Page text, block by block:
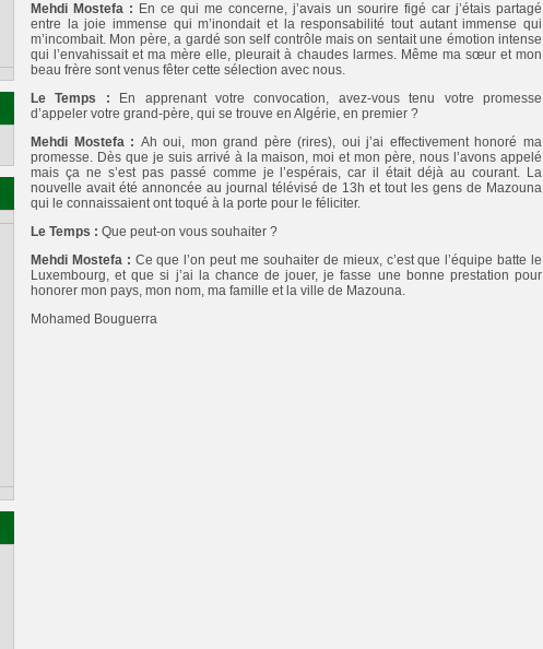
Mehdi Mostefa : En ce qui me concerne, j’avais un sourire figé car j’étais partagé
entre la joie immense qui m’inondait et la responsabilité tout autant immense qui
m’incombait. Mon père, a gardé son self contrôle mais on sentait une émotion intense
qui l’envahissait et ma mère elle, pleurait à chaudes larmes. Même ma sœur et mon
beau frère sont venus fêter cette sélection avec nous.
Le Temps : En apprenant votre convocation, avez-vous tenu votre promesse
d’appeler votre grand-père, qui se trouve en Algérie, en premier ?
Mehdi Mostefa : Ah oui, mon grand père (rires), oui j’ai effectivement honoré ma
promesse. Dès que je suis arrivé à la maison, moi et mon père, nous l’avons appelé
mais ça ne s’est pas passé comme je l’espérais, car il était déjà au courant. La
nouvelle avait été annoncée au journal télévisé de 13h et tout les gens de Mazouna
qui le connaissaient ont toqué à la porte pour le féliciter.
Le Temps : Que peut-on vous souhaiter ?
Mehdi Mostefa : Ce que l’on peut me souhaiter de mieux, c’est que l’équipe batte le
Luxembourg, et que si j’ai la chance de jouer, je fasse une bonne prestation pour
honorer mon pays, mon nom, ma famille et la ville de Mazouna.
Mohamed Bouguerra